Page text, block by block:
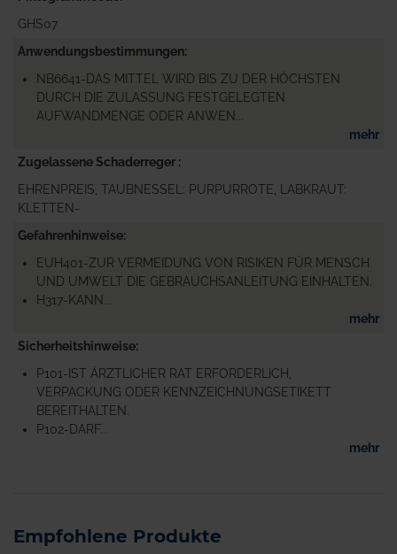
GHS07
Anwendungsbestimmungen
NB6641-DAS MITTEL WIRD BIS ZU DER HÖCHSTEN
DURCH DIE ZULASSUNG FESTGELEGTEN
AUFWANDMENGE ODER ANWEN...
mehr
Zugelassene Schaderreger
EHRENPREIS, TAUBNESSEL: PURPURROTE, LABKRAUT:
KLETTEN-
Gefahrenhinweise
EUH401-ZUR VERMEIDUNG VON RISIKEN FÜR MENSCH
UND UMWELT DIE GEBRAUCHSANLEITUNG EINHALTEN.
H317-KANN...
mehr
Sicherheitshinweise
P101-IST ÄRZTLICHER RAT ERFORDERLICH,
VERPACKUNG ODER KENNZEICHNUNGSETIKETT
BEREITHALTEN.
P102-DARF...
mehr
Empfohlene Produkte